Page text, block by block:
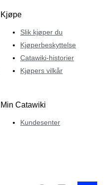
Kjøpe
Slik kjøper du
Kjøperbeskyttelse
Catawiki-historier
Kjøpers vilkår
Min Catawiki
Kundesenter